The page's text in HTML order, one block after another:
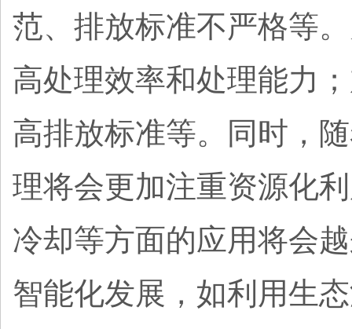
范、排放标准不严格等
高处理效率和处理能力
高排放标准等。同时，
理将会更加注重资源化
冷却等方面的应用将会
智能化发展，如利用生